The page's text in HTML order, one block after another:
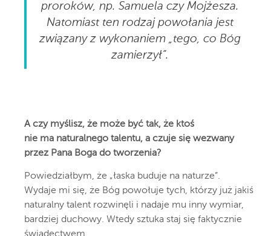
proroków, np. Samuela czy Mojżesza.
Natomiast ten rodzaj powołania jest
związany z wykonaniem „tego, co Bóg
zamierzył”.
A czy myślisz, że może być tak, że ktoś
nie ma naturalnego talentu, a czuje się wezwany
przez Pana Boga do tworzenia?
Powiedziałbym, że „łaska buduje na naturze”.
Wydaje mi się, że Bóg powołuje tych, którzy już jakiś
naturalny talent rozwinęli i nadaje mu inny wymiar,
bardziej duchowy. Wtedy sztuka staj się faktycznie